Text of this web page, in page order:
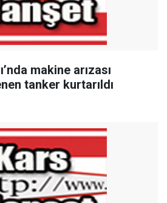
makine arızası
tanker kurtarıldı